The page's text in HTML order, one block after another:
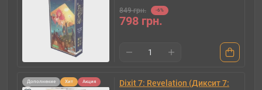
849 грн. -6%
798 грн.
Дополнение Хит Акция
Dixit 7: Revelation (Диксит 7: